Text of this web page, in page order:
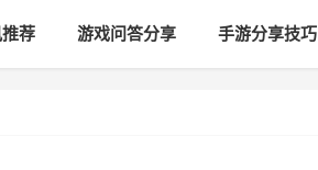
荐 游戏问答分享 手游分享技巧